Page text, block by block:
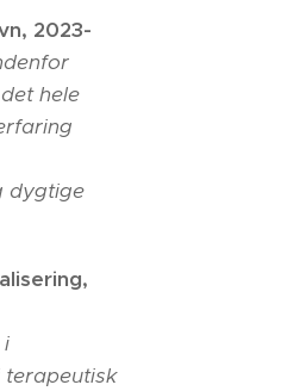
2023-
hele
dygtige
i
terapeutisk